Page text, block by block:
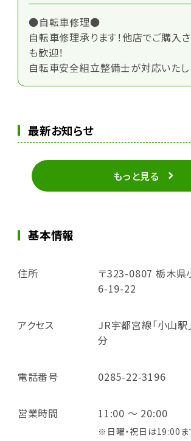
●自転車修理●
自転車修理承ります！他店でご購入
も歓迎！
自転車安全組立整備士が対応いたし
最新お知らせ
もっと見る
基本情報
住所
〒323-0807 栃木県
6-19-22
アクセス
JR宇都宮線「小山駅
分
電話番号 0285-22-3196
営業時間 11:00 ～ 20:00
※日曜・祝日は19:00ま